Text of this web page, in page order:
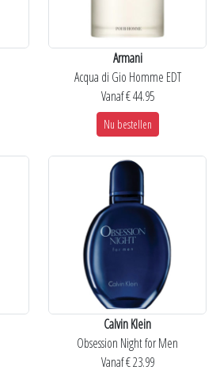
Armani
Acqua di Gio Homme EDT
Vanaf € 44.95
Nu bestellen
Calvin Klein
Obsession Night for Men
Vanaf € 23.99